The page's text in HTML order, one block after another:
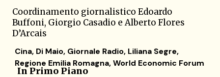
Coordinamento giornalistico Edoardo
Buffoni, Giorgio Casadio e Alberto Flores
D’Arcais
Cina, Di Maio, Giornale Radio, Liliana Segre,
Regione Emilia Romagna,World Economic Forum
In Primo Piano